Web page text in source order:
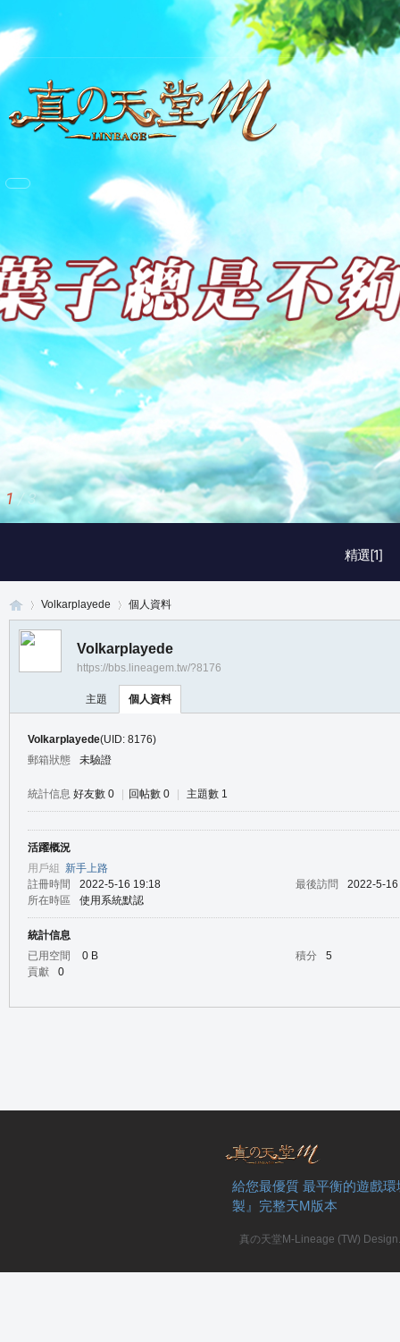
精選[1]
1 / 3
Volkarplayede 個人資料
Volkarplayede
https://bbs.lineagem.tw/?8176
主題 個人資料
Volkarplayede(UID: 8176)
郵箱狀態
未驗證
統計信息 好友數 0 回帖數 0 主題數 1
活躍概況
用戶組 新手上路
註冊時間
2022-5-16 19:18 最後訪問
2022-5-
所在時區
使用系統默認
統計信息
已用空間
0 B 積分
5
貢獻
0
給您最優質 最平衡的遊戲
製』完整天M版本
真の天堂M-Lineage (TW)